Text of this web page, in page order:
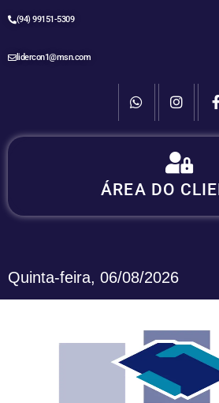
(94) 99151-5309
lidercon1@msn.com
ÁREA DO
Login:
Área do Cliente -
Quinta-feira, 06/08/2026